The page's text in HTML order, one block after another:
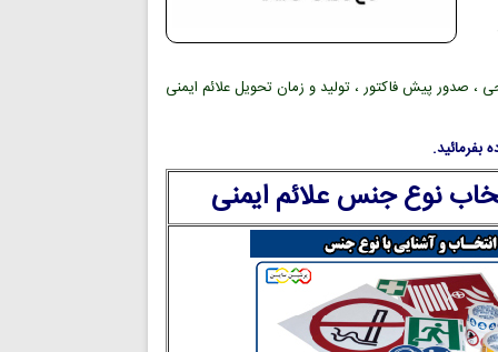
، صدور پیش فاکتور ، تولید و زمان تحویل علائم ایمنی
نوع جنس علائم ایمنی